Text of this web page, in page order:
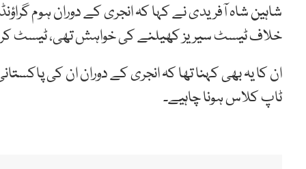
شاہین شاہ آفریدی نے کہا کہ انجری کے دوران ہوم
خلاف ٹیسٹ سیریز کھیلنے کی خواہش تھی، ٹیسٹ
ان کا یہ بھی کہنا تھا کہ انجری کے دوران ان کی
ٹاپ کلاس ہونا چاہیے۔